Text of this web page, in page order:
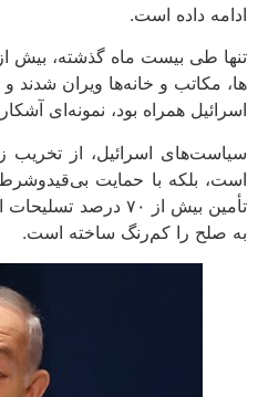
ادامه داده است.
ها، مکاتب و خانه‌ها ویران شدند و
اسرائیل همراه بود، نمونه‌ای
سیاست‌های اسرائیل، از تخریب
است، بلکه با حمایت
تأمین بیش از ۷۰
به صلح را کم‌رنگ ساخته است.